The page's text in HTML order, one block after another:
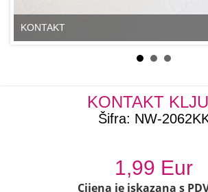
KONTAKT
KONTAKT
Šifra: NW-
1,99 Eur
Cijena je iskazana s